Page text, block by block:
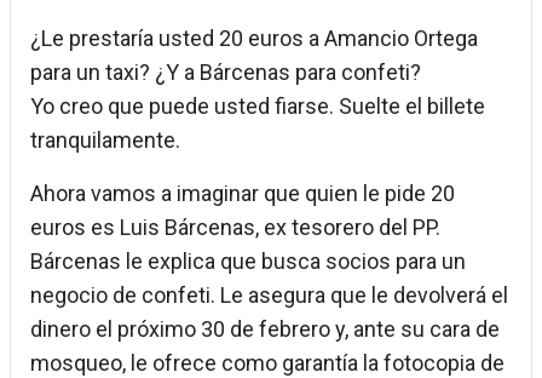
¿Le prestaría usted 20 euros a Amancio Ortega
para un taxi? ¿Y a Bárcenas para confeti?
Yo creo que puede usted fiarse. Suelte el billete
tranquilamente.
Ahora vamos a imaginar que quien le pide 20
euros es Luis Bárcenas, ex tesorero del PP.
Bárcenas le explica que busca socios para un
negocio de confeti. Le asegura que le devolverá el
dinero el próximo 30 de febrero y, ante su cara de
mosqueo, le ofrece como garantía la fotocopia de